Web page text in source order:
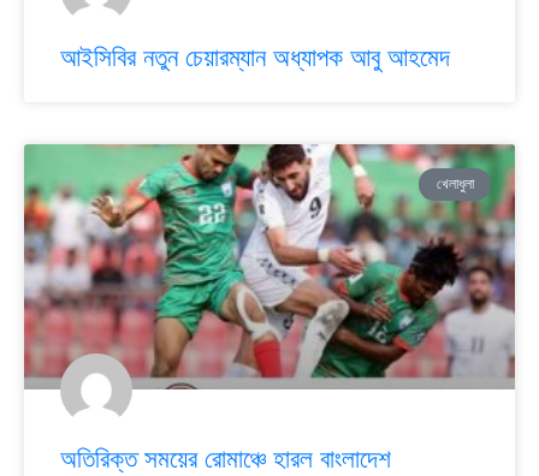
আইসিবির নতুন চেয়ারম্যান অধ্যাপক আবু আহমেদ
খেলাধুলা
অতিরিক্ত সময়ের রোমাঞ্চে হারল বাংলাদেশ